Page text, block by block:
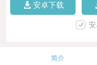
安卓下载
简介